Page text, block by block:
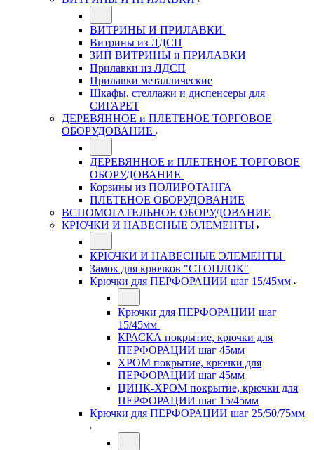
ВИТРИНЫ И ПРИЛАВКИ
Витрины из ЛДСП
ЗИП ВИТРИНЫ и ПРИЛАВКИ
Прилавки из ЛДСП
Прилавки металлические
Шкафы, стеллажи и диспенсеры для
СИГАРЕТ
ДЕРЕВЯННОЕ и ПЛЕТЕНОЕ ТОРГОВОЕ
ОБОРУДОВАНИЕ
ДЕРЕВЯННОЕ и ПЛЕТЕНОЕ ТОРГОВОЕ
ОБОРУДОВАНИЕ
Корзины из ПОЛИРОТАНГА
ПЛЕТЕНОЕ ОБОРУДОВАНИЕ
ВСПОМОГАТЕЛЬНОЕ ОБОРУДОВАНИЕ
КРЮЧКИ И НАВЕСНЫЕ ЭЛЕМЕНТЫ
КРЮЧКИ И НАВЕСНЫЕ ЭЛЕМЕНТЫ
Замок для крючков "СТОПЛОК"
Крючки для ПЕРФОРАЦИИ шаг 15/45мм
Крючки для ПЕРФОРАЦИИ шаг
15/45мм
КРАСКА покрытие, крючки для
ПЕРФОРАЦИИ шаг 45мм
ХРОМ покрытие, крючки для
ПЕРФОРАЦИИ шаг 45мм
ЦИНК-ХРОМ покрытие, крючки для
ПЕРФОРАЦИИ шаг 15/45мм
Крючки для ПЕРФОРАЦИИ шаг 25/50/75мм